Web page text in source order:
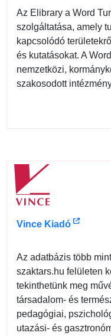
Az Elibrary a Word
szolgáltatása, amely
kapcsolódó
és kutatásokat. A
nemzetközi,
szakosodott
Vince Kiadó
Az adatbázis több
szaktars.hu felületen
tekinthetünk meg
társadalom- és
pedagógiai,
utazási- és